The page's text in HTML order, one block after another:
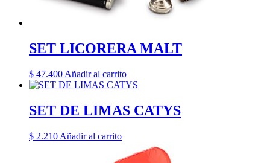
SET LICORERA MALT
$ 47.400 Añadir al carrito
SET DE LIMAS CATYS
$ 2.210 Añadir al carrito